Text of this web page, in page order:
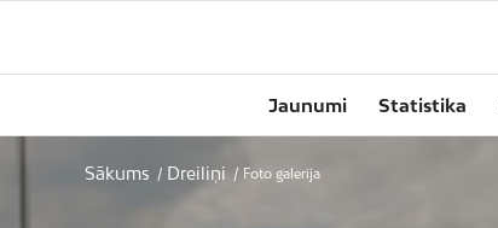
Jaunumi Statistika
Sākums / Dreiliņi / Foto galerija